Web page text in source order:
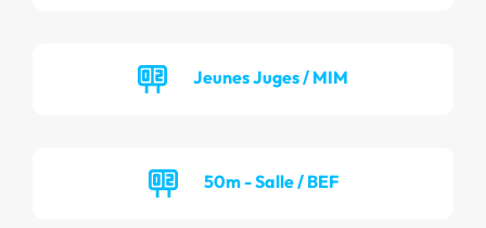
Jeunes Juges / MIM
50m - Salle / BEF